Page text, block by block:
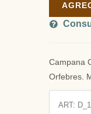
Campana
Orfebres.
ART: